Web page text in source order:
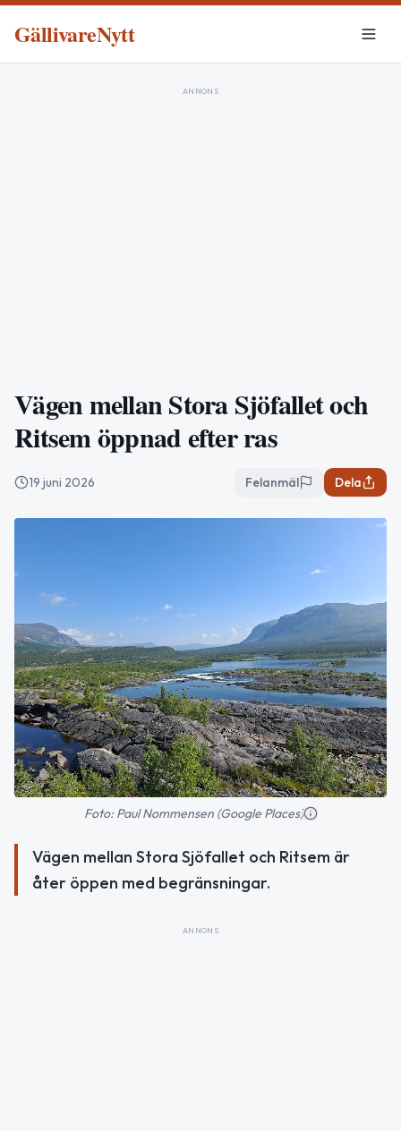
GällivareNytt
ANNONS
Vägen mellan Stora Sjöfallet och
Ritsem öppnad efter ras
19 juni 2026 Felanmäl Dela
Foto: Paul Nommensen (Google Places)
Vägen mellan Stora Sjöfallet och Ritsem är
åter öppen med begränsningar.
ANNONS